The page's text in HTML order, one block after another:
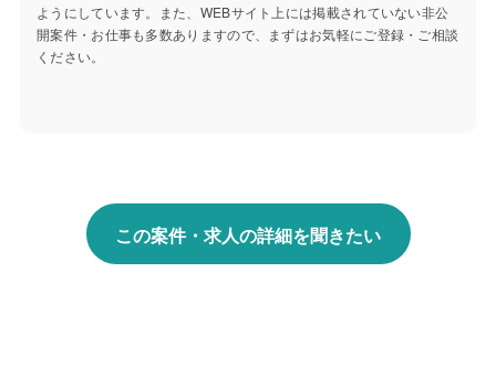
ようにしています。また、WEBサイト上には掲載されていない非公
開案件・お仕事も多数ありますので、まずはお気軽にご登録・ご相談
ください。
この案件・求人の詳細を聞きたい